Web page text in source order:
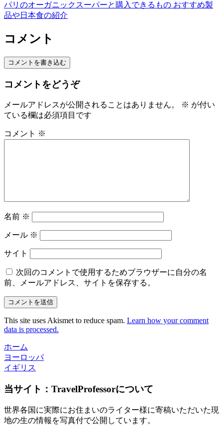
パリのオーガニックスーパーと購入できるもの おすすめ製
品や日本食の紹介
コメント
コメントを書き込む
コメントをどうぞ
メールアドレスが公開されることはありません。 ※ が付い
ている欄は必須項目です
コメント ※
名前 ※
メール ※
サイト
次回のコメントで使用するためブラウザーに自分の名
前、メールアドレス、サイトを保存する。
This site uses Akismet to reduce spam. Learn how your comment
data is processed.
ホーム
ヨーロッパ
イギリス
当サイト：TravelProfessorについて
世界各国に実際にお住まいのライター様に寄稿いただいた現
地の生の情報を写真付で公開しています。